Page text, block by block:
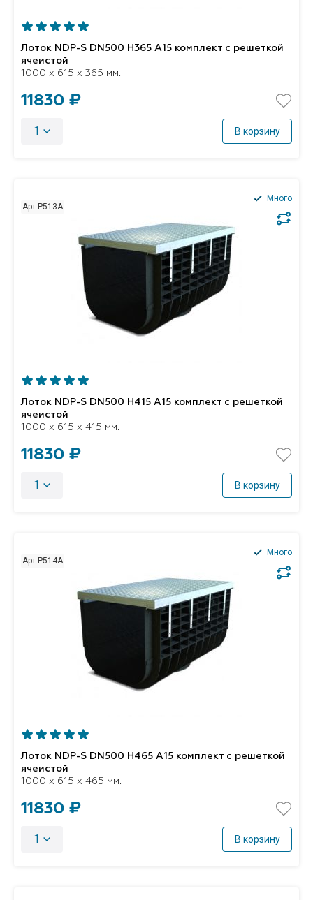
Лоток NDP-S DN500 H365 A15 комплект с решеткой
ячеистой
1000 x 615 x 365 мм.
11830 ₽
1 В корзину
Арт P513А
Много
Лоток NDP-S DN500 H415 A15 комплект с решеткой
ячеистой
1000 x 615 x 415 мм.
11830 ₽
1 В корзину
Арт P514А
Много
Лоток NDP-S DN500 H465 A15 комплект с решеткой
ячеистой
1000 x 615 x 465 мм.
11830 ₽
1 В корзину